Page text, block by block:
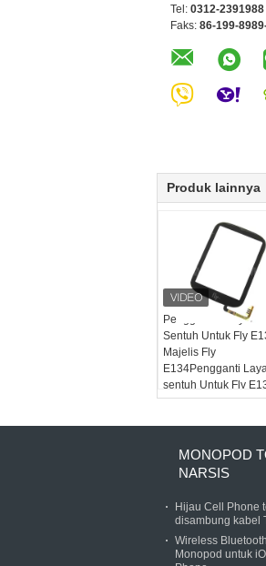
Tel: 0312-2391988
Faks: 86-199-
Produk lainnya
Penggantian layar
Sentuh Untuk Fly
Majelis Fly
E134Pengganti
sentuh Untuk Fly
Majelis Fly
MONOPOD
NARSIS
Hijau Cell Phone
disambung kabel
Wireless
Monopod untuk